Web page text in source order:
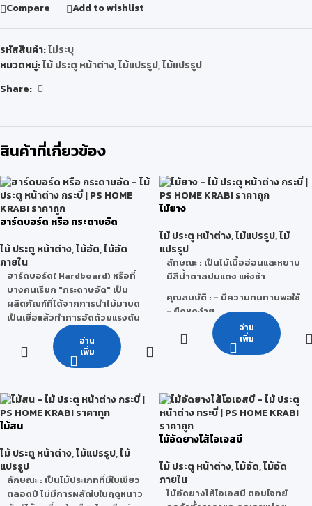
Compare
Add to wishlist
รหัสสินค้า:ไม่ระบุ
หมวดหมู่:ไม้ ประตู หน้าต่าง,ไม้แปรรูป,ไม้แปรรูป
Share:
สินค้าที่เกี่ยวข้อง
ฮาร์ดบอร์ด หรือ กระดาษอัด
ไม้ ประตู หน้าต่าง,ไม้อัด,ไม้อัด
ภายใน
ฮาร์ดบอร์ด( Hardboard) หรือที่
บางคนเรียก "กระดาษอัด" เป็น
ผลิตภัณฑ์ที่ได้จากการนำไม้มาบด
เป็นเยื่อแล้วทำการอัดด้วยแรงดัน
สูง คุณสมบัติเด่น ผิวหน้าเรียบ
แกร่ง ผิวสัมผัสด้านหลังเป็นรอย
ตะแกรงกันลื่นและรองรับน้ำหนักได้
ลดีไฮด์
ลักษณะการใช้งาน : เหมาะสำหรับ
ต่ำในการทำ
อ่าน
เพิ่ม
ไม้ยาง
ไม้ ประตู หน้าต่าง,ไม้แปรรูป,ไม้
แปรรูป
ลักษณะ : เป็นไม้เนื้ออ่อนและหยาบ
มีสีน้ำตาลปนแดง แห่งช้า
คุณสมบัติ : - มีความทนทานพอใช้
- ยืดหดง่าย
- เลื่อย ไส ผ่าง่าย
- ไม้บิดงอตามสภาพภูมิอากาศ
ไม่เรียบดีนัก หากใช้ในการก่อสร้าง
จะรับน้ำหนักมากๆไม่ได้ ใช้ในที่ต้อง
ตากแดตากฝนไม่ได้แต่ถ้าทาสี
น้ำมันป้องกันไว้ น้ำหนักต่อ 1
ปอนด์ ก็จะสามารถอยู่ได้
ประโยชน์: ใช้ทำบ้านเรือน,เครื่อง
อ่าน
เพิ่ม
ไม้สน
ไม้ ประตู หน้าต่าง,ไม้แปรรูป,ไม้
แปรรูป
ลักษณะ : เป็นไม้ประเภทที่มีใบเขียว
ตลอดปี ไม่มีการผลัดใบในฤดูหนาว
ไม้อัดยางไส้โอเอสบี
ไม้ ประตู หน้าต่าง,ไม้อัด,ไม้อัด
ภายใน
ไม้อัดยางไส้โอเอสบี ตอบโจทย์